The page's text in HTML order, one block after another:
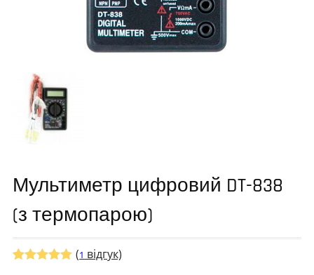
Мультиметр цифровий DT-838
(з термопарою)
(1 відгук)